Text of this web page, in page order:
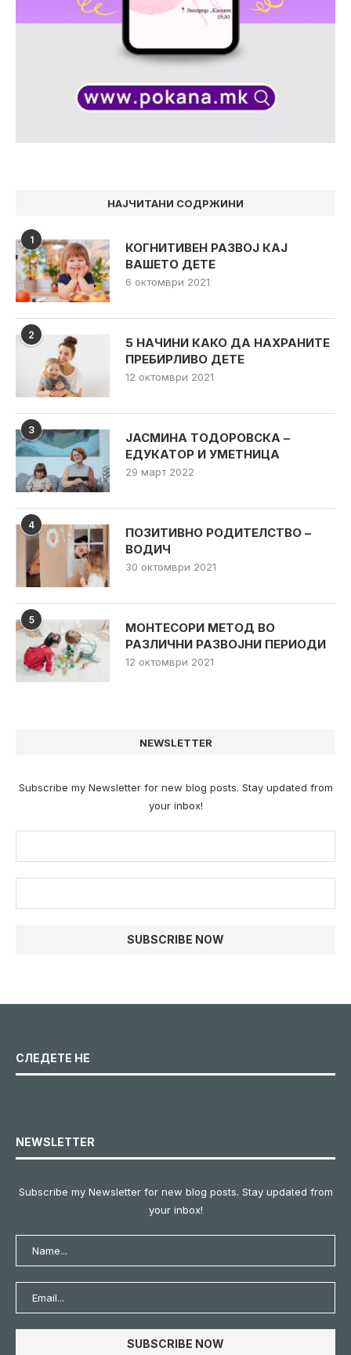
НАЈЧИТАНИ СОДРЖИНИ
1
КОГНИТИВЕН РАЗВОЈ КАЈ
ВАШЕТО ДЕТЕ
6 октомври 2021
2
5 НАЧИНИ КАКО ДА НАХРАНИТЕ
ПРЕБИРЛИВО ДЕТЕ
12 октомври 2021
3
ЈАСМИНА ТОДОРОВСКА –
ЕДУКАТОР И УМЕТНИЦА
29 март 2022
4
ПОЗИТИВНО РОДИТЕЛСТВО –
ВОДИЧ
30 октомври 2021
5
МОНТЕСОРИ МЕТОД ВО
РАЗЛИЧНИ РАЗВОЈНИ ПЕРИОДИ
12 октомври 2021
NEWSLETTER
Subscribe my Newsletter for new blog posts. Stay updated from
your inbox!
СЛЕДЕТЕ НЕ
NEWSLETTER
Subscribe my Newsletter for new blog posts. Stay updated from
your inbox!